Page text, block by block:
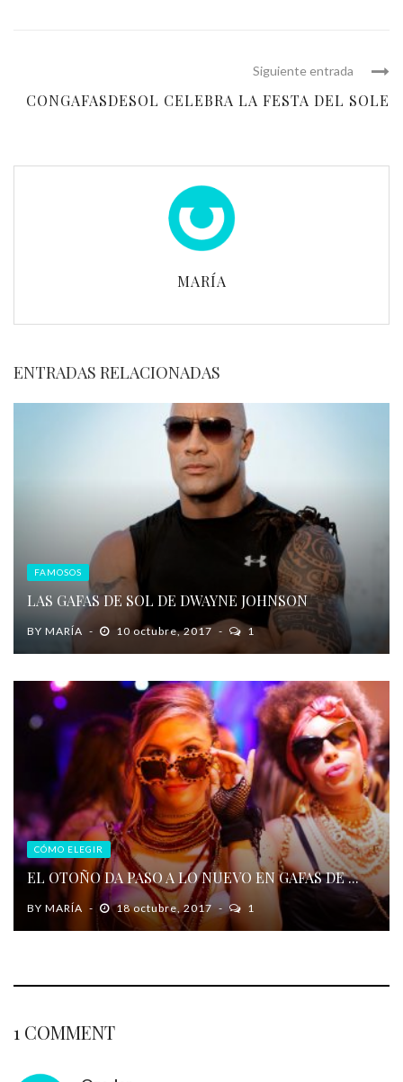
Siguiente entrada
CONGAFASDESOL CELEBRA LA FESTA DEL SOLE
MARÍA
ENTRADAS RELACIONADAS
FAMOSOS
LAS GAFAS DE SOL DE DWAYNE JOHNSON
BY MARÍA 10 octubre, 2017 1
CÓMO ELEGIR
EL OTOÑO DA PASO A LO NUEVO EN GAFAS DE ...
BY MARÍA 18 octubre, 2017 1
1 COMMENT